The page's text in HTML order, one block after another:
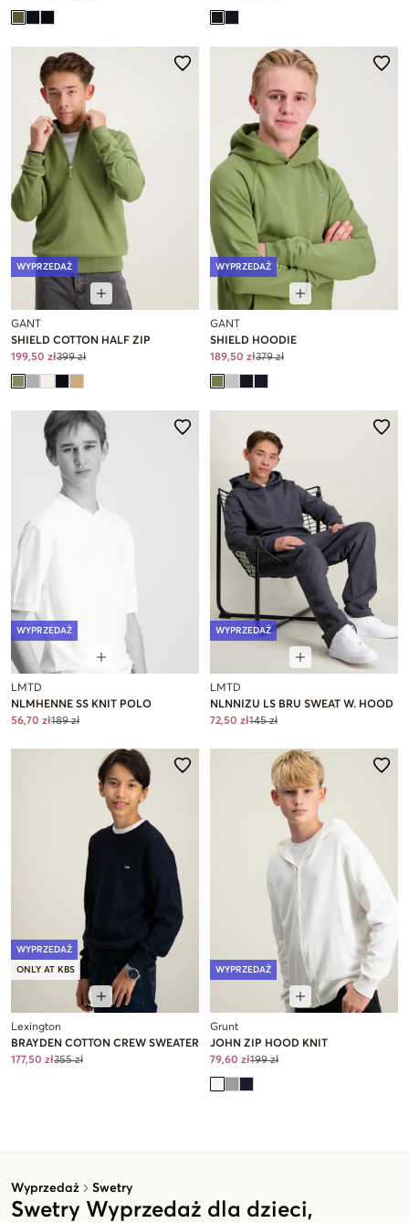
Wyprzedaż Swetry
Swetry Wyprzedaż dla dzieci,
WYPRZEDAŻ
GANT
SHIELD COTTON HALF ZIP
199,50 zł399 zł
WYPRZEDAŻ
GANT
SHIELD HOODIE
189,50 zł379 zł
WYPRZEDAŻ
LMTD
NLMHENNE SS KNIT POLO
56,70 zł189 zł
WYPRZEDAŻ
LMTD
NLNNIZU LS BRU SWEAT W. HOOD
72,50 zł145 zł
WYPRZEDAŻ
ONLY AT KBS
Lexington
BRAYDEN COTTON CREW SWEATER
177,50 zł355 zł
WYPRZEDAŻ
Grunt
JOHN ZIP HOOD KNIT
79,60 zł199 zł